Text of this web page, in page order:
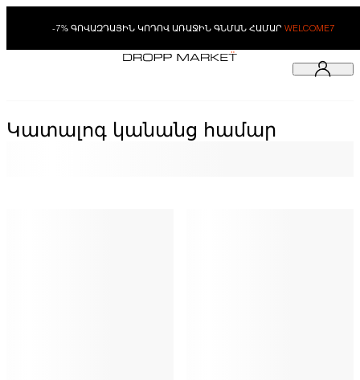
-7% ԳՈՎԱԶԴԱՅԻՆ ԿՈԴՈՎ ԱՌԱՋԻՆ ԳՆՄԱՆ ՀԱՄԱՐ WELCOME7
Կատալոգ կանանց համար